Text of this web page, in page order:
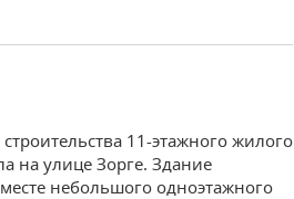
11-этажного жилого
на улице Зорге. Здание
небольшого одноэтажного